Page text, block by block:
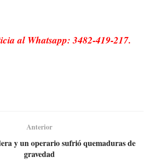
al Whatsapp: 3482-419-217.
Anterior
y un operario sufrió quemaduras de
gravedad